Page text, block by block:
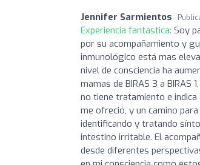
Jennifer Sarmientos
Experiencia fantástica: Soy
por su acompañamiento y
inmunológico está mas
nivel de consciencia ha
mamas de BIRAS 3 a BIRAS
no tiene tratamiento e
me ofreció, y un camino
identificando y tratando
intestino irritable. El
desde diferentes